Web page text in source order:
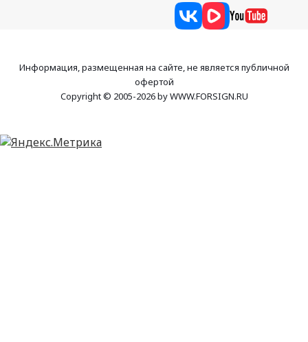
Информация, размещенная на сайте, не является публичной
офертой
Copyright © 2005-2026 by WWW.FORSIGN.RU